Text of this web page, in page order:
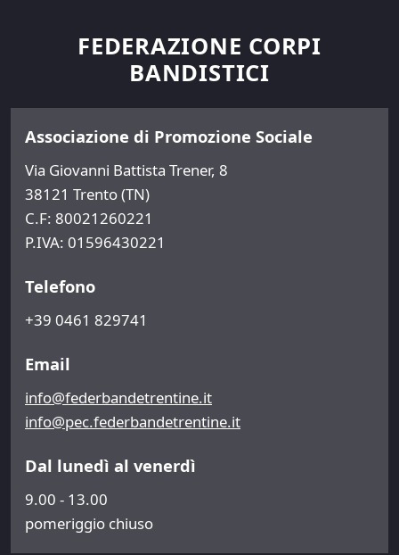
FEDERAZIONE CORPI
BANDISTICI
Associazione di Promozione Sociale
Via Giovanni Battista Trener, 8
38121 Trento (TN)
C.F: 80021260221
P.IVA: 01596430221
Telefono
+39 0461 829741
Email
info@federbandetrentine.it
info@pec.federbandetrentine.it
Dal lunedì al venerdì
9.00 - 13.00
pomeriggio chiuso